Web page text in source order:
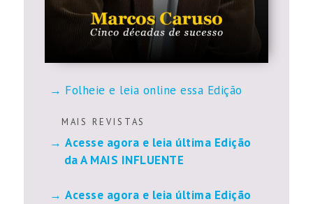
Folheie e leia online essa Edição
M A I S R E V I S T A S
Acesse agora e leia última Edição
da A MAIS INFLUENTE
Acesse agora e leia última Edição